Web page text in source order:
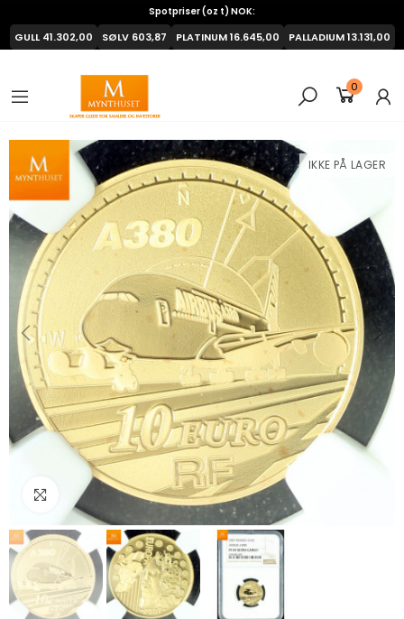
0
Spotpriser (oz t) NOK:
GULL41.302,00 SØLV 603,87 PLATINUM16.645,00 PALLADIUM13.131,00
IKKE PÅ LAGER
Klikk for å forstørre